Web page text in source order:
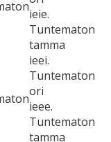
ieie.
Tuntematon
tamma
ieei.
Tuntematon
ori
ieee.
Tuntematon
tamma